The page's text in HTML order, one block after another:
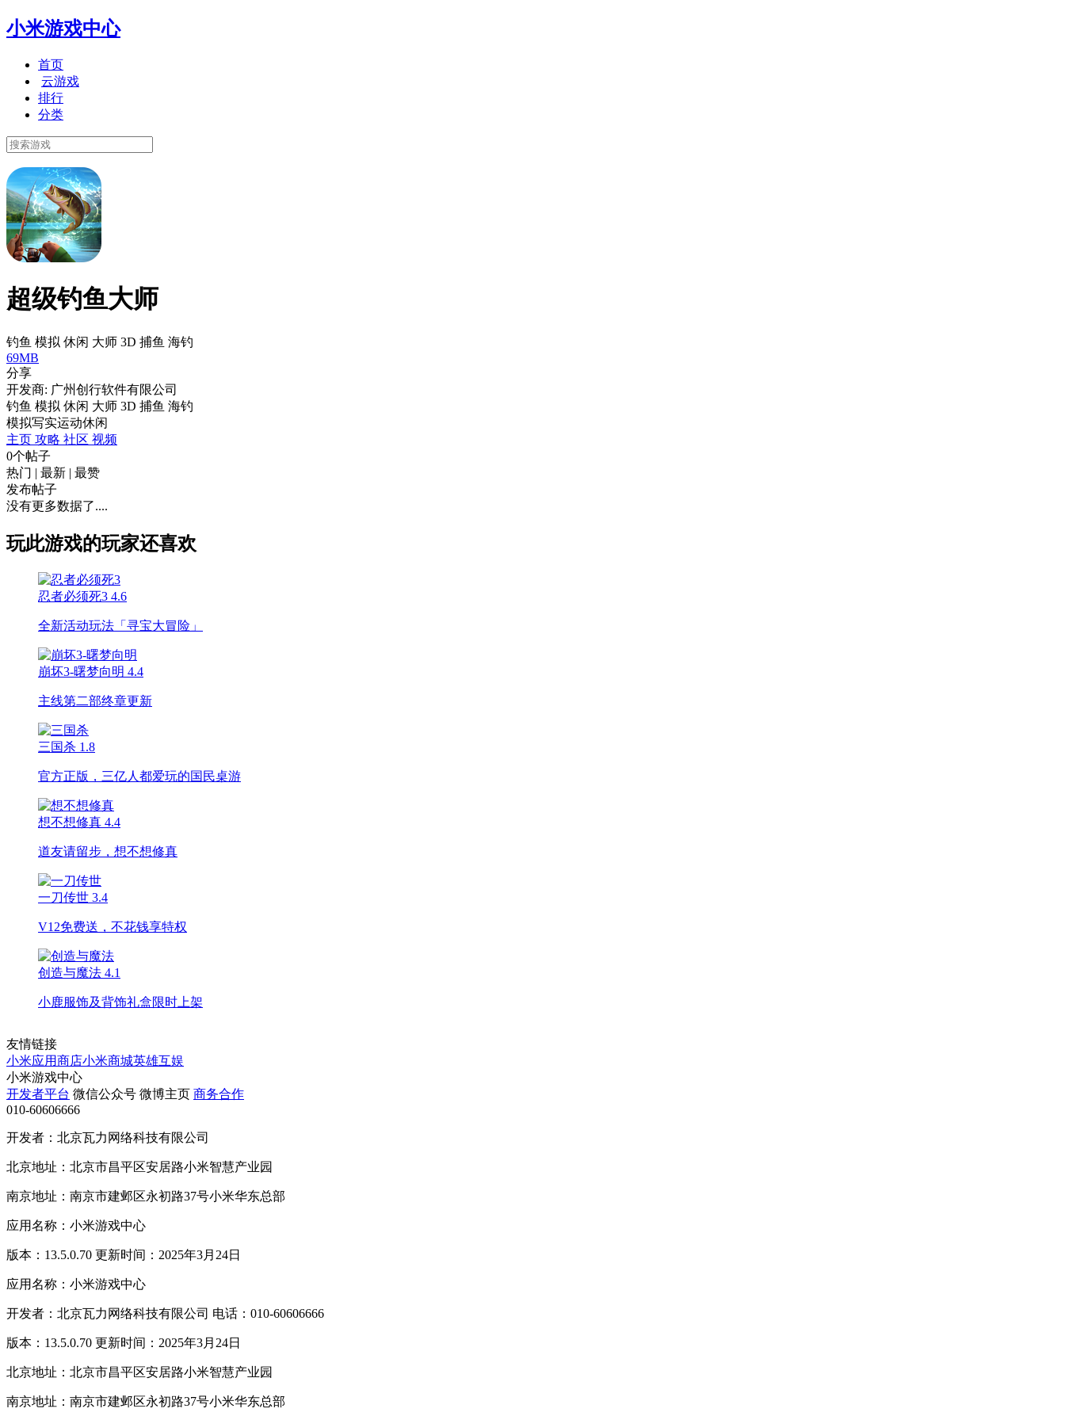
小米游戏中心
首页
云游戏
排行
分类
超级钓鱼大师
钓鱼 模拟 休闲 大师 3D 捕鱼 海钓
69MB
分享
开发商: 广州创行软件有限公司
钓鱼 模拟 休闲 大师 3D 捕鱼 海钓
模拟写实运动休闲
主页 攻略 社区 视频
0个帖子
热门 | 最新 | 最赞
发布帖子
没有更多数据了....
玩此游戏的玩家还喜欢
忍者必须死3 4.6
全新活动玩法「寻宝大冒险」
崩坏3-曙梦向明 4.4
主线第二部终章更新
三国杀 1.8
官方正版，三亿人都爱玩的国民桌游
想不想修真 4.4
道友请留步，想不想修真
一刀传世 3.4
V12免费送，不花钱享特权
创造与魔法 4.1
小鹿服饰及背饰礼盒限时上架
友情链接
小米应用商店小米商城英雄互娱
小米游戏中心
开发者平台 微信公众号 微博主页 商务合作
010-60606666
开发者：北京瓦力网络科技有限公司
北京地址：北京市昌平区安居路小米智慧产业园
南京地址：南京市建邺区永初路37号小米华东总部
应用名称：小米游戏中心
版本：13.5.0.70 更新时间：2025年3月24日
应用名称：小米游戏中心
开发者：北京瓦力网络科技有限公司 电话：010-60606666
版本：13.5.0.70 更新时间：2025年3月24日
北京地址：北京市昌平区安居路小米智慧产业园
南京地址：南京市建邺区永初路37号小米华东总部